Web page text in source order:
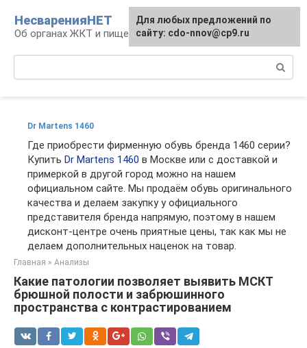
контенту
НесваренияНЕТ
Об органах ЖКТ и пищеварении
Dr Martens 1460
Где приобрести фирменную обувь бренда 1460 серии?
Купить Dr Martens 1460 в Москве или с доставкой и
примеркой в другой город можно на нашем
официальном сайте. Мы продаём обувь оригинального
качества и делаем закупку у официального
представителя бренда напрямую, поэтому в нашем
дисконт-центре очень приятные цены, так как мы не
делаем дополнительных наценок на товар.
Главная » Анализы
Какие патологии позволяет выявить МСКТ
брюшной полости и забрюшинного
пространства с контрастированием
Для любых предложений по
сайту: cdo-nnov@cp9.ru